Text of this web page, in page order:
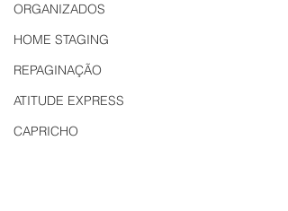
ORGANIZADOS
HOME STAGING
REPAGINAÇÃO
ATITUDE EXPRESS
CAPRICHO